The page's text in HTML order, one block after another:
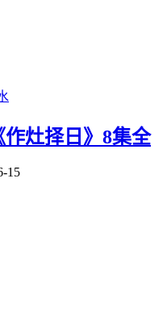
作灶择日》8集全
15